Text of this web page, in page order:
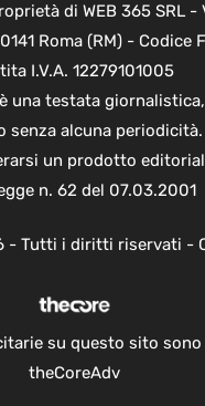
di WEB 365 SRL -
Roma (RM) - Codice
I.V.A. 12279101005
una testata
senza alcuna
un prodotto
n. 62 del 07.03.2001
- Tutti i diritti riservati -
su questo sito
theCoreAdv